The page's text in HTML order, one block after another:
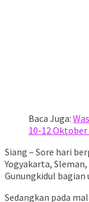
Baca Juga:
10-12 Oktober
Siang – Sore hari
Yogyakarta,
Gunungkidul bagian
Sedangkan pada